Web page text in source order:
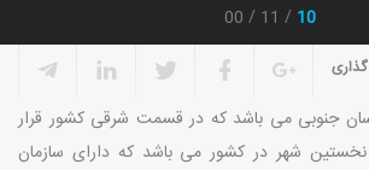
10
11
00
جنوبی می باشد که در قسمت شرقی کشور قرار
شهر در کشور می باشد که دارای سازمان